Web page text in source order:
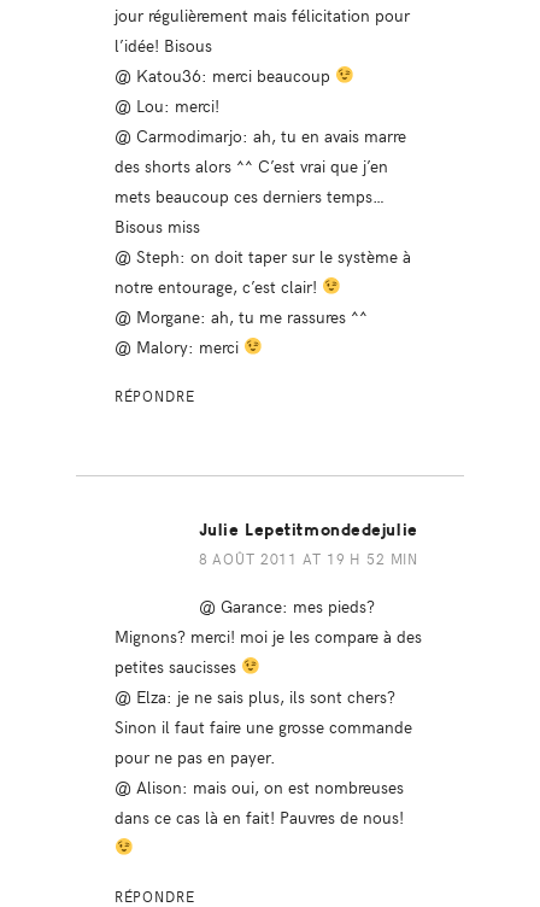
jour régulièrement mais félicitation pour
l’idée! Bisous
@ Katou36: merci beaucoup
@ Lou: merci!
@ Carmodimarjo: ah, tu en avais marre
des shorts alors ^^ C’est vrai que j’en
mets beaucoup ces derniers temps…
Bisous miss
@ Steph: on doit taper sur le système à
notre entourage, c’est clair!
@ Morgane: ah, tu me rassures ^^
@ Malory: merci
RÉPONDRE
Julie Lepetitmondedejulie
8 AOÛT 2011 AT 19 H 52 MIN
@ Garance: mes pieds?
Mignons? merci! moi je les compare à des
petites saucisses
@ Elza: je ne sais plus, ils sont chers?
Sinon il faut faire une grosse commande
pour ne pas en payer.
@ Alison: mais oui, on est nombreuses
dans ce cas là en fait! Pauvres de nous!
RÉPONDRE